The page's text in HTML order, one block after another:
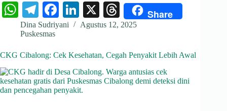
W
ha
ts
A
pp
Te
le
gr
a
m
Fa
ce
ok
Li
nk
In
X
T
hr
ds
Share
Dina Sudriyani
Agustus 12, 2025
Puskesmas
CKG Cibalong: Cek Kesehatan, Cegah Penyakit Lebih Awal